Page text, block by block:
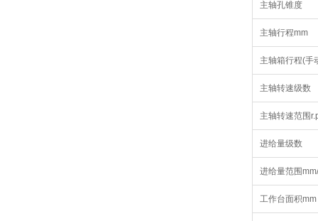
主轴孔锥度
主轴行程mm
主轴箱行程(手
主轴转速级数
主轴转速范围
进给量级数
进给量范围
工作台面积mm